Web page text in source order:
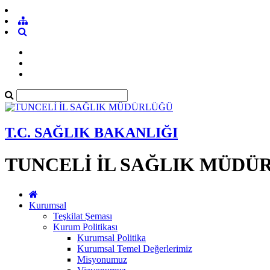
T.C. SAĞLIK BAKANLIĞI
TUNCELİ İL SAĞLIK
Kurumsal
Teşkilat Şeması
Kurum Politikası
Kurumsal Politika
Kurumsal Temel Değerlerimiz
Misyonumuz